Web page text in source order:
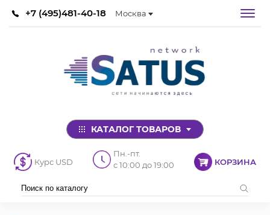
+7 (495)481-40-18 Москва
КАТАЛОГ ТОВАРОВ
Курс USD
Пн.-пт.
с 10:00 до 19:00
КОРЗИНА